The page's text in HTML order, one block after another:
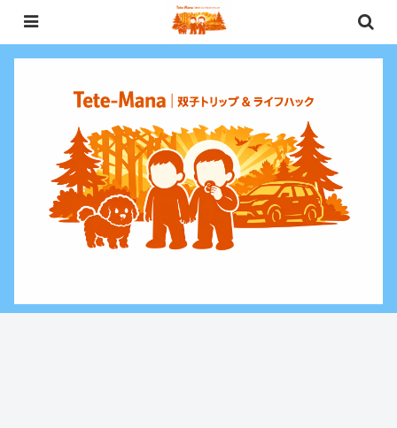
0歳〜未就学児（3歳）双子との週末お出かけ・子連れ旅行情報と、暮らしに役
立つお金・ライフハックをお届けする双子ファミリーブログ。